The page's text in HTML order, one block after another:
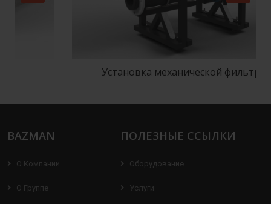
Установка механической фильтрации
BAZMAN
О Компании
О Группе
ПОЛЕЗНЫЕ ССЫЛКИ
Оборудование
Услуги